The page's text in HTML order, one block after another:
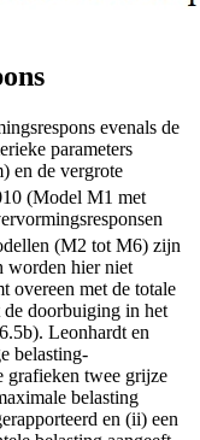
evenals de
parameters
en de vergrote
(Model M1 met
(M2 tot M6) zijn
worden hier niet
overeen met de totale
de doorbuiging in het
Leonhardt en
belasting-
grafieken twee grijze
belasting
en (ii) een